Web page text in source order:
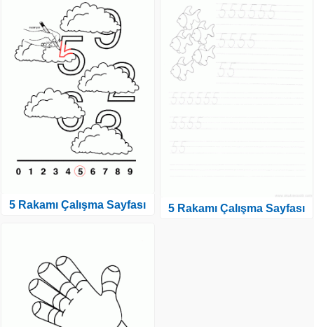
5 Rakamı Çalışma Sayfası 5 Rakamı Çalışma Sayfası